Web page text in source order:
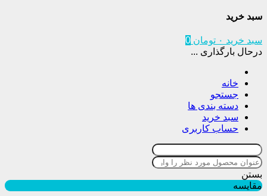
سبد خرید
سبد خرید ۰ تومان 0
درحال بارگذاری ...
خانه
جستجو
دسته بندی ها
سبد خرید
حساب کاربری
بستن
مقایسه